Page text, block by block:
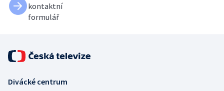
kontaktní
formulář
Divácké centrum